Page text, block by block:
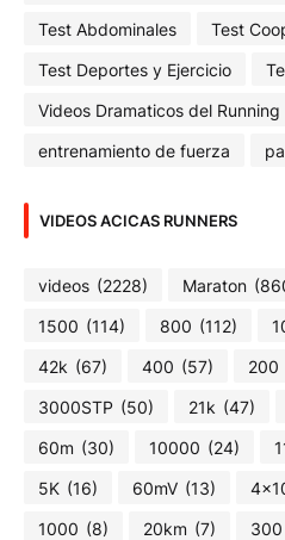
Test Abdominales
Test
Test Deportes y Ejercicio
Videos Dramaticos del Running
entrenamiento de fuerza
VIDEOS ACICAS RUNNERS
videos (2228) Maraton
1500 (114) 800 (112)
42k (67) 400 (57) 200
3000STP (50) 21k (47)
60m (30) 10000 (24)
5K (16) 60mV (13)
1000 (8) 20km (7) 300